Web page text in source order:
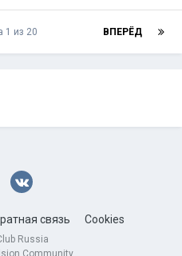
ВПЕРЁД
1 из 20
связь Cookies
Russia